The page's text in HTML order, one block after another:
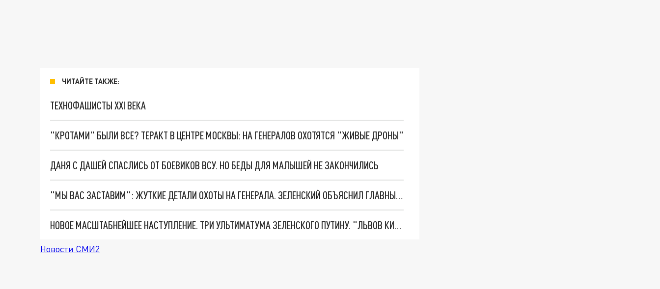
ЧИТАЙТЕ ТАКЖЕ:
ТЕХНОФАШИСТЫ XXI ВЕКА
"КРОТАМИ" БЫЛИ ВСЕ? ТЕРАКТ В ЦЕНТРЕ МОСКВЫ: НА ГЕНЕРАЛОВ ОХОТЯТСЯ "ЖИВЫЕ ДРОНЫ"
ДАНЯ С ДАШЕЙ СПАСЛИСЬ ОТ БОЕВИКОВ ВСУ. НО БЕДЫ ДЛЯ МАЛЫШЕЙ НЕ ЗАКОНЧИЛИСЬ
"МЫ ВАС ЗАСТАВИМ": ЖУТКИЕ ДЕТАЛИ ОХОТЫ НА ГЕНЕРАЛА. ЗЕЛЕНСКИЙ ОБЪЯСНИЛ ГЛАВНЫЙ СМЫСЛ ТЕРАКТА В ЦЕНТРЕ МОСКВЫ
НОВОЕ МАСШТАБНЕЙШЕЕ НАСТУПЛЕНИЕ. ТРИ УЛЬТИМАТУМА ЗЕЛЕНСКОГО ПУТИНУ. "ЛЬВОВ КИМА" ПОСТАВЯТ НА ПВО? ГЛОБАЛЬНЫЙ ПРОРЫВ ПОД ЗАПОРОЖЬЕМ
Новости СМИ2